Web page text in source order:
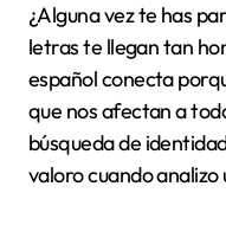
¿Alguna vez te has
letras te llegan tan
español conecta
que nos afectan a
búsqueda de
valoro cuando analizo